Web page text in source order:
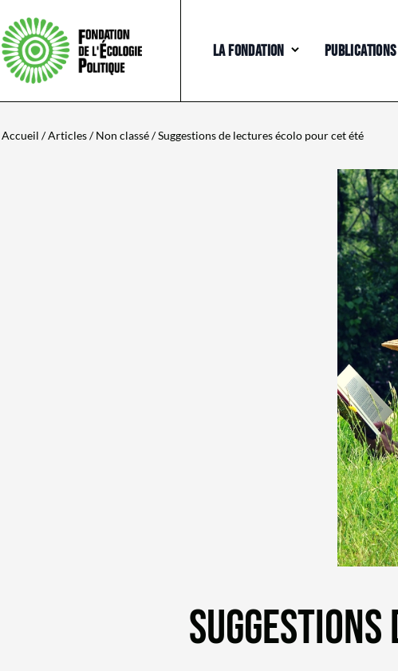
LA FONDATION PUBLICATIONS
Accueil /Articles/Non classé/ Suggestions de lectures écolo pour cet été